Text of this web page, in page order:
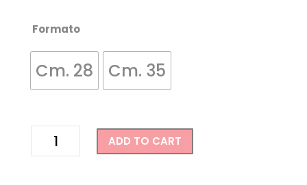
Formato
Cm. 28 Cm. 35
Miscelatore
ADD TO CART